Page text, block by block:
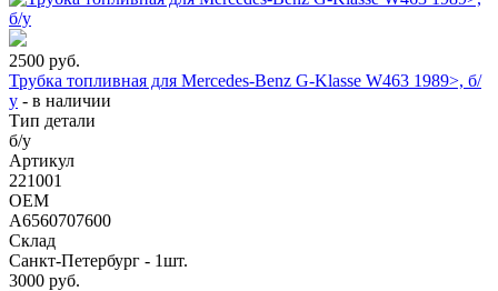
2500 руб.
Трубка топливная для Mercedes-Benz G-Klasse W463 1989>, б/
у - в наличии
Тип детали
б/у
Артикул
221001
OEM
A6560707600
Склад
Санкт-Петербург - 1шт.
3000 руб.